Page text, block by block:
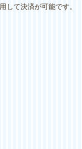
用して決済が可能です。